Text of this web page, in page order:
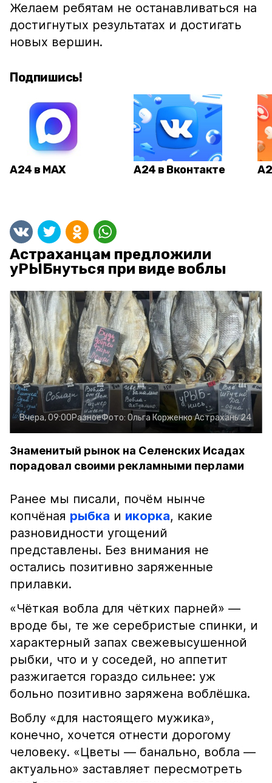
Желаем ребятам не останавливаться на
достигнутых результатах и достигать
новых вершин.
Подпишись!
А24 в MAX А24 в Вконтакте
Астраханцам предложили
уРЫБнуться при виде воблы
Вчера, 09:00РазноеФото: Ольга КорженкоАстрахань 24
Знаменитый рынок на Селенских Исадах
порадовал своими рекламными перлами
Ранее мы писали, почём нынче
копчёная рыбка и икорка, какие
разновидности угощений
представлены. Без внимания не
остались позитивно заряженные
прилавки.
«Чёткая вобла для чётких парней» —
вроде бы, те же серебристые спинки, и
характерный запах свежевысушенной
рыбки, что и у соседей, но аппетит
разжигается гораздо сильнее: уж
больно позитивно заряжена воблёшка.
Воблу «для настоящего мужика»,
конечно, хочется отнести дорогому
человеку. «Цветы — банально, вобла —
актуально» заставляет пересмотреть